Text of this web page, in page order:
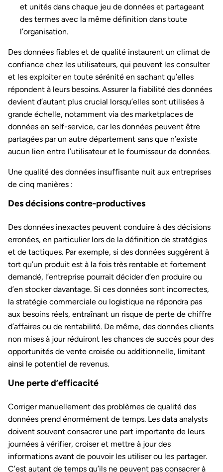
et unités dans chaque jeu de données et partageant
des termes avec la même définition dans toute
l’organisation.
Des données fiables et de qualité instaurent un climat de
confiance chez les utilisateurs, qui peuvent les consulter
et les exploiter en toute sérénité en sachant qu’elles
répondent à leurs besoins. Assurer la fiabilité des données
devient d’autant plus crucial lorsqu’elles sont utilisées à
grande échelle, notamment via des marketplaces de
données en self-service, car les données peuvent être
partagées par un autre département sans que n’existe
aucun lien entre l’utilisateur et le fournisseur de données.
Une qualité des données insuffisante nuit aux entreprises
de cinq manières :
Des décisions contre-productives
Des données inexactes peuvent conduire à des décisions
erronées, en particulier lors de la définition de stratégies
et de tactiques. Par exemple, si des données suggèrent à
tort qu’un produit est à la fois très rentable et fortement
demandé, l’entreprise pourrait décider d’en produire ou
d’en stocker davantage. Si ces données sont incorrectes,
la stratégie commerciale ou logistique ne répondra pas
aux besoins réels, entraînant un risque de perte de chiffre
d’affaires ou de rentabilité. De même, des données clients
non mises à jour réduiront les chances de succès pour des
opportunités de vente croisée ou additionnelle, limitant
ainsi le potentiel de revenus.
Une perte d’efficacité
Corriger manuellement des problèmes de qualité des
données prend énormément de temps. Les data analysts
doivent souvent consacrer une part importante de leurs
journées à vérifier, croiser et mettre à jour des
informations avant de pouvoir les utiliser ou les partager.
C’est autant de temps qu’ils ne peuvent pas consacrer à